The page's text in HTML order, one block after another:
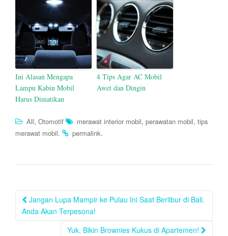
Ini Alasan Mengapa
Lampu Kabin Mobil
Harus Dimatikan
4 Tips Agar AC Mobil
Awet dan Dingin
All, Otomotif merawat interior mobil, perawatan mobil, tips
merawat mobil. permalink.
Post
navigation
Jangan Lupa Mampir ke Pulau Ini Saat Berlibur di Bali.
Anda Akan Terpesona!
Yuk, Bikin Brownies Kukus di Apartemen!